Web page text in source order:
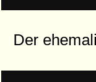
Der